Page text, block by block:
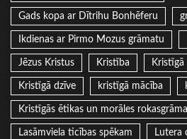
Gads kopa ar Dītrihu Bonhēferu
Ikdienas ar Pirmo Mozus grāmatu
Jēzus Kristus Kristība
Kristīgā dzīve kristīgā mācība
Kristīgās ētikas un morāles
Lasāmviela ticības spēkam Lutera